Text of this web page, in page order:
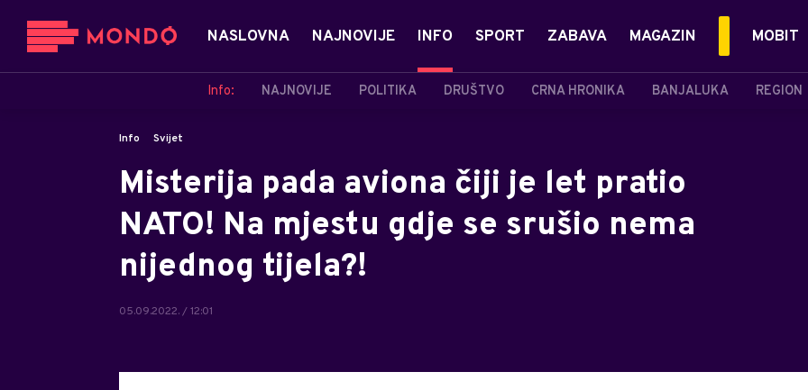
NASLOVNA NAJNOVIJE INFO
Info: NAJNOVIJE POLITIKA DRUŠTVO CRNA HRONIKA BANJALUKA REGION
SPORT ZABAVA MAGAZIN MOBIT
Info Svijet
Misterija pada aviona čiji je let pratio
NATO! Na mjestu gdje se srušio nema
nijednog tijela?!
05.09.2022. / 12:01